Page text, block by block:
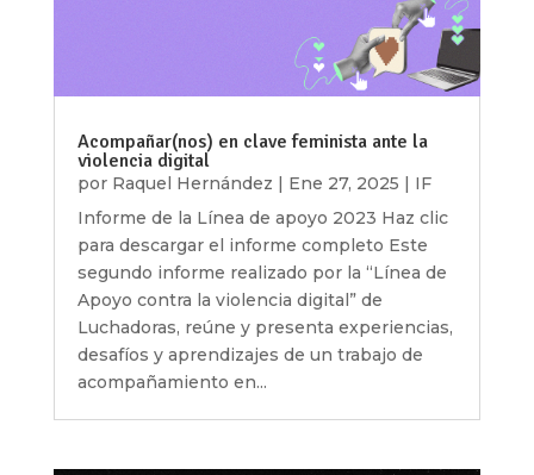
Acompañar(nos) en clave feminista ante la
violencia digital
por Raquel Hernández | Ene 27, 2025 | IF
Informe de la Línea de apoyo 2023 Haz clic
para descargar el informe completo Este
segundo informe realizado por la “Línea de
Apoyo contra la violencia digital” de
Luchadoras, reúne y presenta experiencias,
desafíos y aprendizajes de un trabajo de
acompañamiento en...